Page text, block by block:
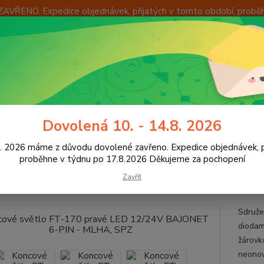
Expedice objednávek, přijatých v tomto období,
OKAMŽITÁ VÝMĚNA ZBOŽÍ
Hledat 8:00 -
LED osvětlení vozidel Koncová světla LED Světla LED s
6-PIN - MLHA, SPZ
světlo FT-170 pravé LED
Dovolená 10. - 14.8. 2026
2026 máme z důvodu dovolené zavřeno. Expedice
proběhne v týdnu po 17.8.2026 Děkujeme za pochopení
Zavřít